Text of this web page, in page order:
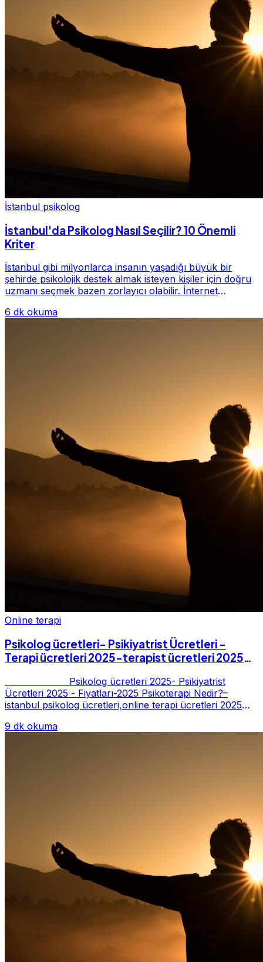
İstanbul psikolog
İstanbul'da Psikolog Nasıl Seçilir? 10 Önemli
Kriter
İstanbul gibi milyonlarca insanın yaşadığı büyük bir
şehirde psikolojik destek almak isteyen kişiler için doğru
uzmanı seçmek bazen zorlayıcı olabilir. İnternet
6 dk okuma
Online terapi
Psikolog ücretleri- Psikiyatrist Ücretleri -
Terapi ücretleri 2025-terapist ücretleri 2025-
Psikolog ücretleri 2025- Psikiyatrist
Ücretleri 2025 - Fiyatları-2025 Psikoterapi Nedir?–
istanbul psikolog ücretleri,online terapi ücretleri 2025
9 dk okuma